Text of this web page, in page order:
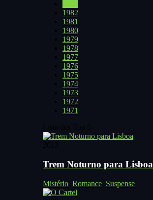
1982
1981
1980
1979
1978
1977
1976
1975
1974
1973
1972
1971
Trem Noturno para Lisboa
Mistério Romance Suspense